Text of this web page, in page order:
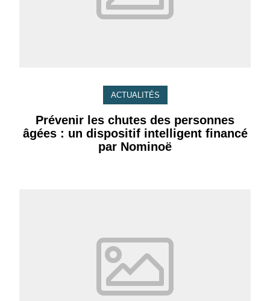
ACTUALITÉS
Prévenir les chutes des personnes
âgées : un dispositif intelligent financé
par Nominoë